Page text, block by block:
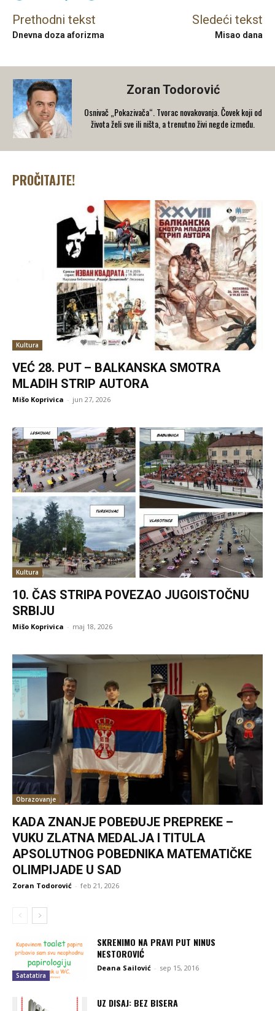
Prethodni tekst
Dnevna doza aforizma
Sledeći tekst
Misao dana
Zoran Todorović
Osnivač „Pokazivača“. Tvorac novakovanja. Čovek koji od
života želi sve ili ništa, a trenutno živi negde između.
PROČITAJTE!
Kultura
VEĆ 28. PUT – BALKANSKA SMOTRA
MLADIH STRIP AUTORA
Mišo Koprivica - jun 27, 2026
Kultura
10. ČAS STRIPA POVEZAO JUGOISTOČNU
SRBIJU
Mišo Koprivica - maj 18, 2026
Obrazovanje
KADA ZNANJE POBEĐUJE PREPREKE –
VUKU ZLATNA MEDALJA I TITULA
APSOLUTNOG POBEDNIKA MATEMATIČKE
OLIMPIJADE U SAD
Zoran Todorović - feb 21, 2026
Satatatira
SKRENIMO NA PRAVI PUT NINUS
NESTOROVIĆ
Deana Sailović - sep 15, 2016
UZ DISAJ: BEZ BISERA